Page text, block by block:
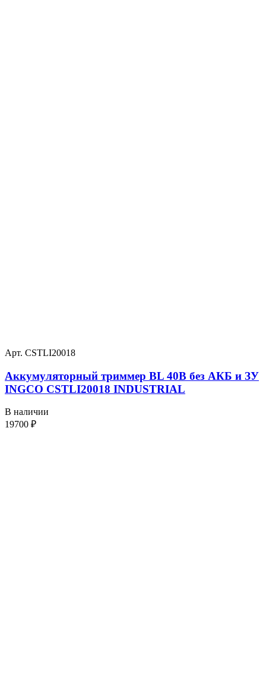
Арт. CSTLI20018
Аккумуляторный триммер BL 40В без АКБ и ЗУ
INGCO CSTLI20018 INDUSTRIAL
В наличии
19700 ₽